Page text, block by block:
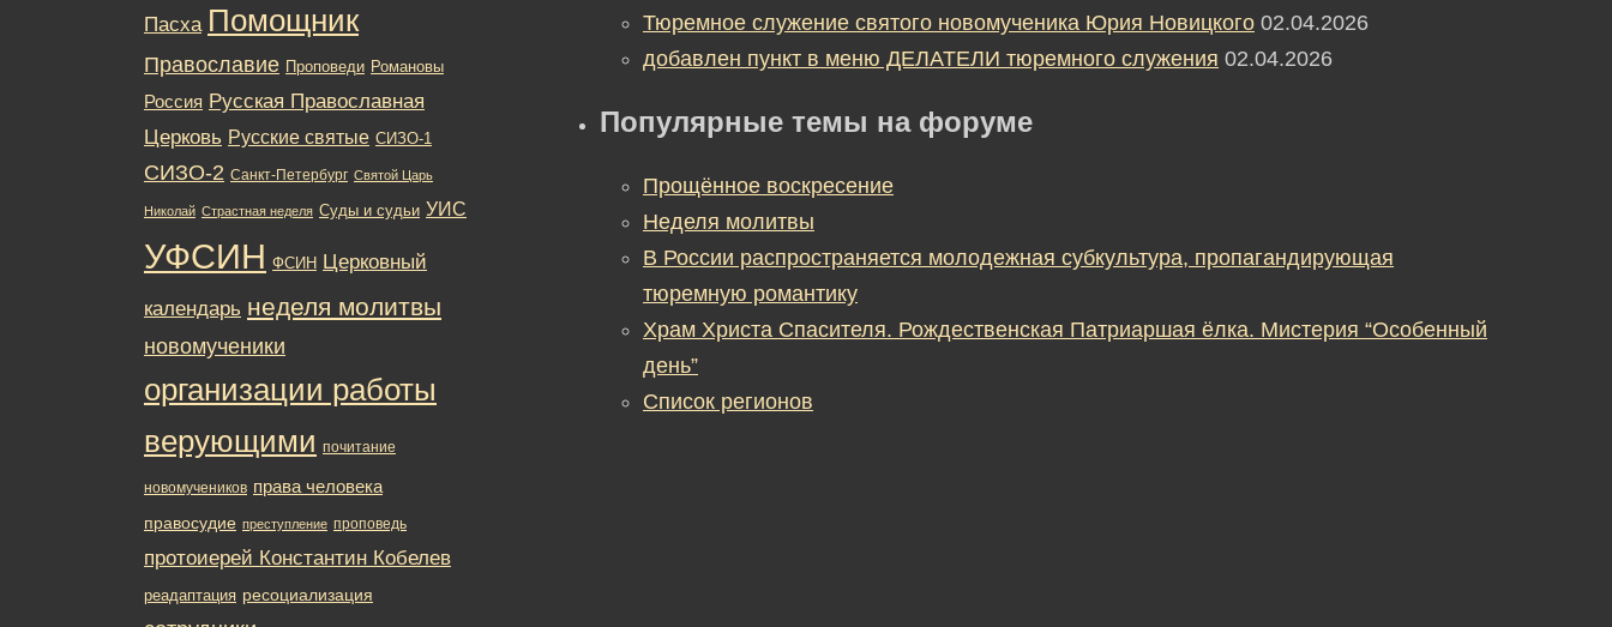
Тюремное служение святого новомученика Юрия Новицкого 02.04.2026
добавлен пункт в меню ДЕЛАТЕЛИ тюремного служения 02.04.2026
Популярные темы на форуме
Прощённое воскресение
Неделя молитвы
В России распространяется молодежная субкультура, пропагандирующая
тюремную романтику
Храм Христа Спасителя. Рождественская Патриаршая ёлка. Мистерия “Особенный
день”
Список регионов
Пасха Помощник
Православие Проповеди Романовы
Россия Русская Православная
Церковь Русские святые СИЗО-1
СИЗО-2 Санкт-Петербург Святой Царь
Николай Страстная неделя Суды и судьи УИС
УФСИН ФСИН Церковный
календарь неделя молитвы
новомученики
организации работы
верующими почитание
новомучеников права человека
правосудие преступление проповедь
протоиерей Константин Кобелев
реадаптация ресоциализация